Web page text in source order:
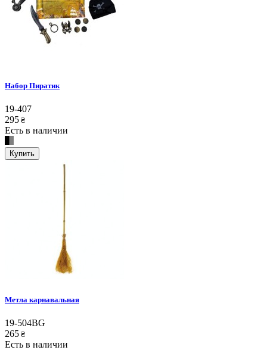
Набор Пиратик
19-407
295 ₴
Есть в наличии
Купить
Метла карнавальная
19-504BG
265 ₴
Есть в наличии